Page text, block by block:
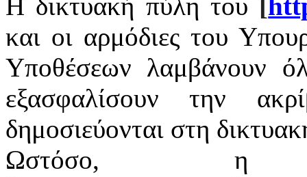
Η δικτυακή πύλη του [
και οι αρμόδιες του
Υποθέσεων λαμβάνουν
εξασφαλίσουν την
δημοσιεύονται στη
Ωστόσο, η